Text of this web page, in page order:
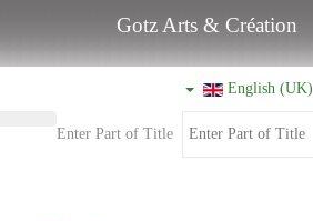
Gotz Arts & Création
English (UK)
Enter Part of Title